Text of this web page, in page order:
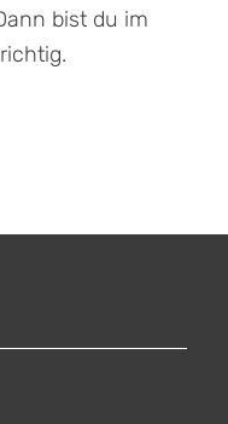
bist du im